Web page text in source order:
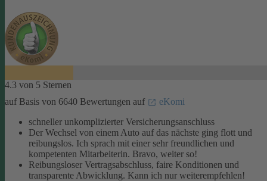
4.3 von 5 Sternen
auf Basis von 6640 Bewertungen auf
eKomi
schneller unkomplizierter Versicherungsanschluss
Der Wechsel von einem Auto auf das nächste ging flott und
reibungslos. Ich sprach mit einer sehr freundlichen und
kompetenten Mitarbeiterin. Bravo, weiter so!
Reibungsloser Vertragsabschluss, faire Konditionen und
transparente Abwicklung. Kann ich nur weiterempfehlen!